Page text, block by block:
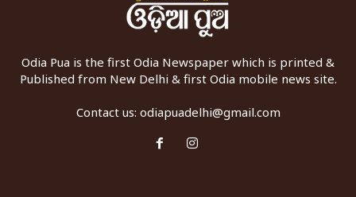
Odia Pua is the first Odia Newspaper which is printed &
Published from New Delhi & first Odia mobile news site.
Contact us: odiapuadelhi@gmail.com